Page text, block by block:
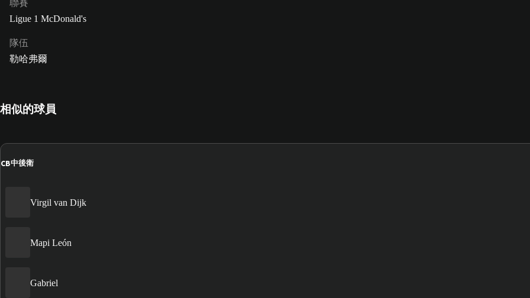
聯賽
Ligue 1 McDonald's
隊伍
勒哈弗爾
相似的球員
CB中後衛
Virgil van Dijk
Mapi León
Gabriel